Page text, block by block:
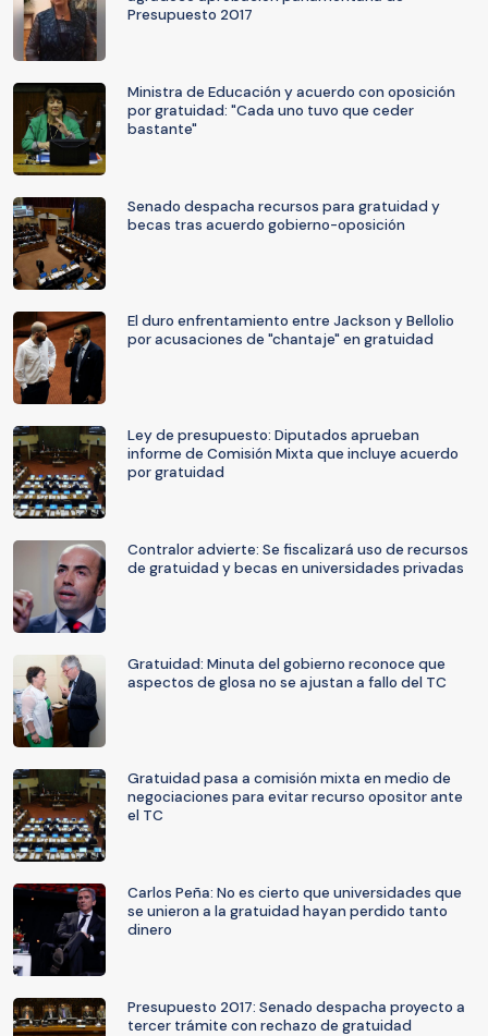
Presupuesto 2017
Ministra de Educación y acuerdo con oposición
por gratuidad: "Cada uno tuvo que ceder
bastante"
Senado despacha recursos para gratuidad y
becas tras acuerdo gobierno-oposición
El duro enfrentamiento entre Jackson y Bellolio
por acusaciones de "chantaje" en gratuidad
Ley de presupuesto: Diputados aprueban
informe de Comisión Mixta que incluye acuerdo
por gratuidad
Contralor advierte: Se fiscalizará uso de recursos
de gratuidad y becas en universidades privadas
Gratuidad: Minuta del gobierno reconoce que
aspectos de glosa no se ajustan a fallo del TC
Gratuidad pasa a comisión mixta en medio de
negociaciones para evitar recurso opositor ante
el TC
Carlos Peña: No es cierto que universidades que
se unieron a la gratuidad hayan perdido tanto
dinero
Presupuesto 2017: Senado despacha proyecto a
tercer trámite con rechazo de gratuidad